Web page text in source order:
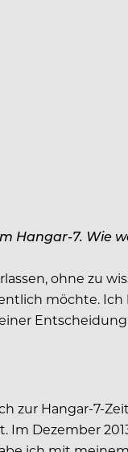
Hangar-7. Wie
ohne zu
möchte.
zur Hangar-7-
Dezember